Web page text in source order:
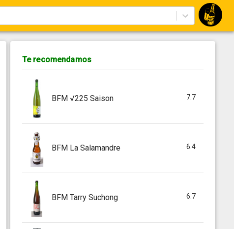
Te recomendamos
BFM √225 Saison 7.7
BFM La Salamandre 6.4
BFM Tarry Suchong 6.7